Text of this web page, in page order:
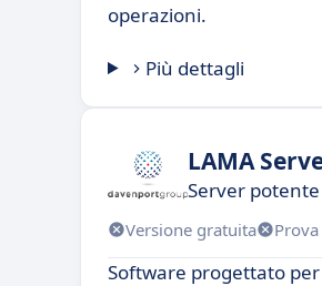
operazioni.
Più dettagli
LAMA
Server
Versione gratuita
Software progettato